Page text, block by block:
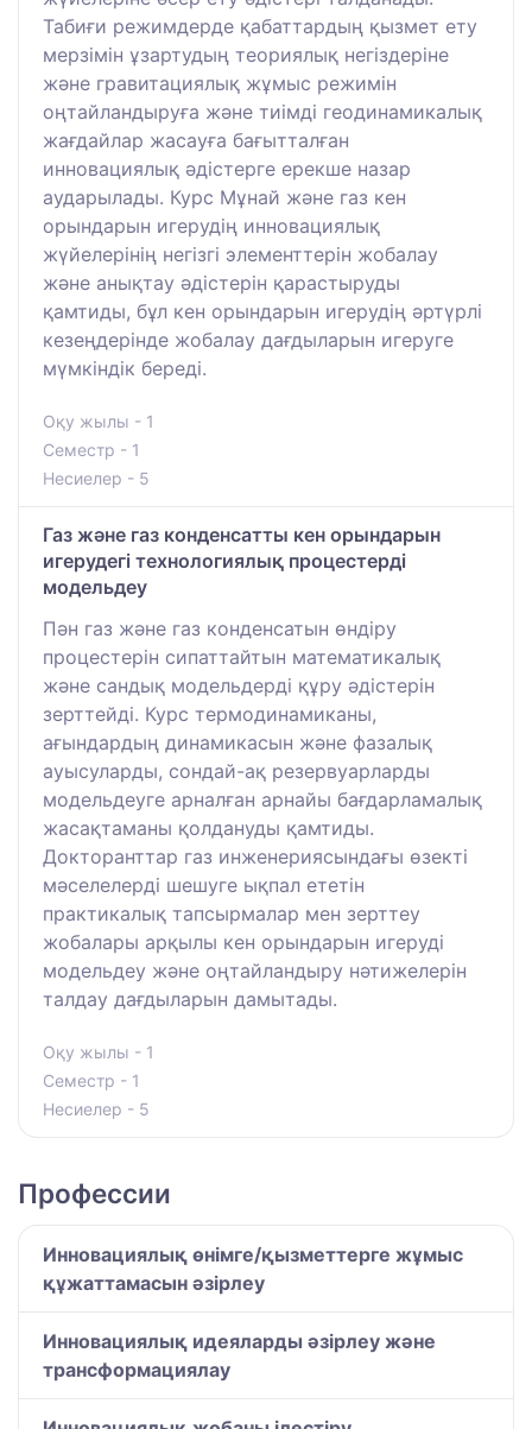
Табиғи режимдерде қабаттардың қызмет ету
мерзімін ұзартудың теориялық негіздеріне
және гравитациялық жұмыс режимін
оңтайландыруға және тиімді геодинамикалық
жағдайлар жасауға бағытталған
инновациялық әдістерге ерекше назар
аударылады. Курс Мұнай және газ кен
орындарын игерудің инновациялық
жүйелерінің негізгі элементтерін жобалау
және анықтау әдістерін қарастыруды
қамтиды, бұл кен орындарын игерудің әртүрлі
кезеңдерінде жобалау дағдыларын игеруге
мүмкіндік береді.
Оқу жылы - 1
Семестр - 1
Несиелер - 5
Газ және газ конденсатты кен орындарын
игерудегі технологиялық процестерді
модельдеу
Пән газ және газ конденсатын өндіру
процестерін сипаттайтын математикалық
және сандық модельдерді құру әдістерін
зерттейді. Курс термодинамиканы,
ағындардың динамикасын және фазалық
ауысуларды, сондай-ақ резервуарларды
модельдеуге арналған арнайы бағдарламалық
жасақтаманы қолдануды қамтиды.
Докторанттар газ инженериясындағы өзекті
мәселелерді шешуге ықпал ететін
практикалық тапсырмалар мен зерттеу
жобалары арқылы кен орындарын игеруді
модельдеу және оңтайландыру нәтижелерін
талдау дағдыларын дамытады.
Оқу жылы - 1
Семестр - 1
Несиелер - 5
Профессии
Инновациялық өнімге/қызметтерге жұмыс
құжаттамасын әзірлеу
Инновациялық идеяларды әзірлеу және
трансформациялау